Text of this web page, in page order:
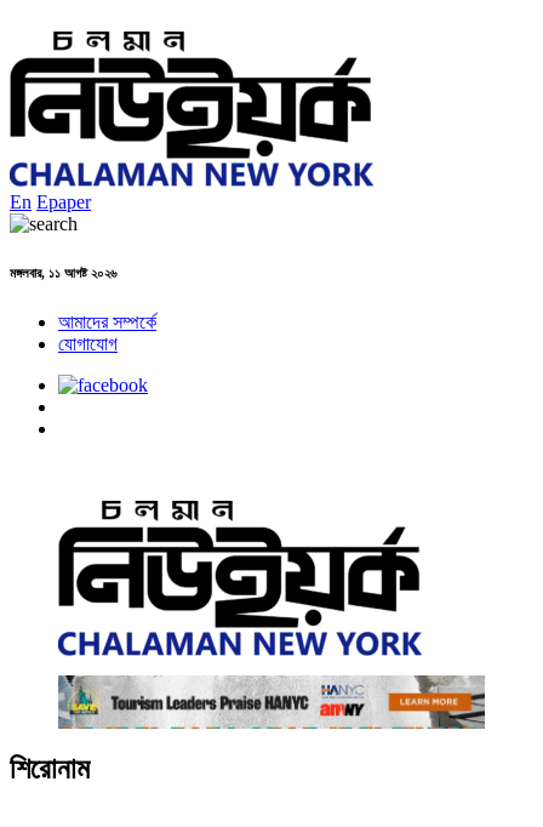
En Epaper
মঙ্গলবার, ১১ আগষ্ট ২০২৬
আমাদের সম্পর্কে
যোগাযোগ
শিরোনাম